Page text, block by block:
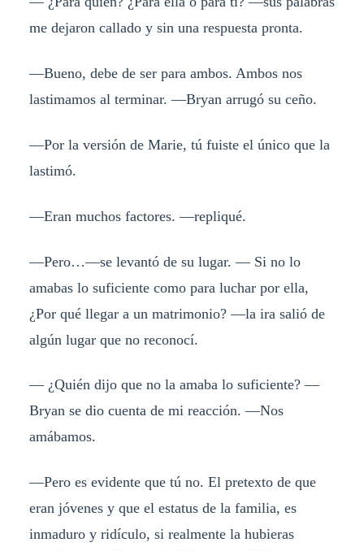
me dejaron callado y sin una respuesta pronta.
—Bueno, debe de ser para ambos. Ambos nos
lastimamos al terminar. —Bryan arrugó su ceño.
—Por la versión de Marie, tú fuiste el único que la
lastimó.
—Eran muchos factores. —repliqué.
—Pero…—se levantó de su lugar. — Si no lo
amabas lo suficiente como para luchar por ella,
¿Por qué llegar a un matrimonio? —la ira salió de
algún lugar que no reconocí.
— ¿Quién dijo que no la amaba lo suficiente? —
Bryan se dio cuenta de mi reacción. —Nos
amábamos.
—Pero es evidente que tú no. El pretexto de que
eran jóvenes y que el estatus de la familia, es
inmaduro y ridículo, si realmente la hubieras